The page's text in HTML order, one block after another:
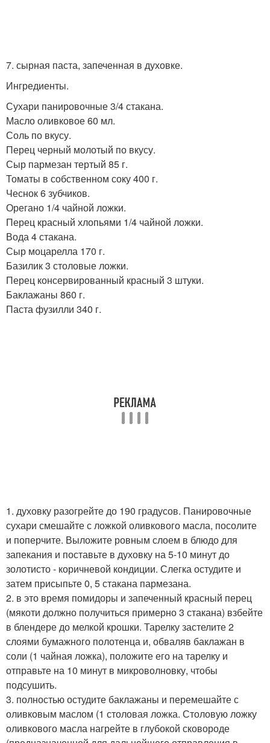
7. сырная паста, запеченная в духовке.
Ингредиенты.
Сухари панировочные 3/4 стакана.
Масло оливковое 60 мл.
Соль по вкусу.
Перец черный молотый по вкусу.
Сыр пармезан тертый 85 г.
Томаты в собственном соку 400 г.
Чеснок 6 зубчиков.
Орегано 1/4 чайной ложки.
Перец красный хлопьями 1/4 чайной ложки.
Вода 4 стакана.
Сыр моцарелла 170 г.
Базилик 3 столовые ложки.
Перец консервированный красный 3 штуки.
Баклажаны 860 г.
Паста фузилли 340 г.
1. духовку разогрейте до 190 градусов. Панировочные
сухари смешайте с ложкой оливкового масла, посолите
и поперчите. Выложите ровным слоем в блюдо для
запекания и поставьте в духовку на 5-10 минут до
золотисто - коричневой кондиции. Слегка остудите и
затем присыпьте 0, 5 стакана пармезана.
2. в это время помидоры и запеченный красный перец
(мякоти должно получиться примерно 3 стакана) взбейте
в блендере до мелкой крошки. Тарелку застелите 2
слоями бумажного полотенца и, обваляв баклажан в
соли (1 чайная ложка), положите его на тарелку и
отправьте на 10 минут в микроволновку, чтобы
подсушить.
3. полностью остудите баклажаны и перемешайте с
оливковым маслом (1 столовая ложка. Столовую ложку
оливкового масла нагрейте в глубокой сковороде